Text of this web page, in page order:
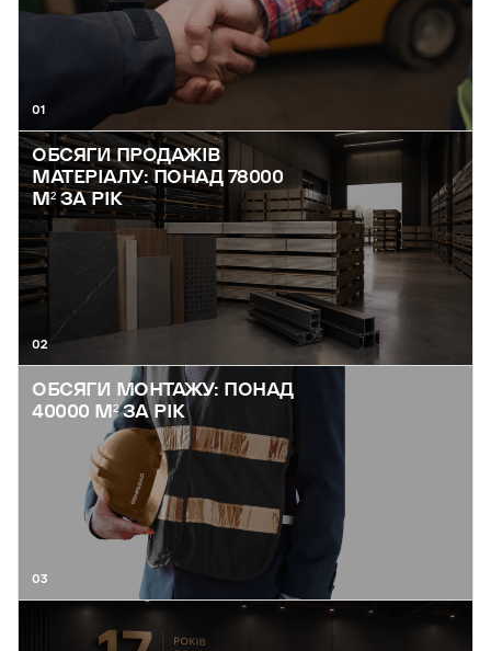
01
ОБСЯГИ ПРОДАЖІВ
МАТЕРІАЛУ: ПОНАД 78000
М² ЗА РІК
02
ОБСЯГИ МОНТАЖУ: ПОНАД
40000 М² ЗА РІК
03